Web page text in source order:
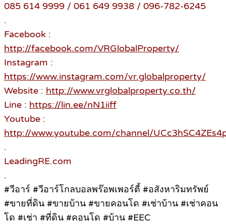
085 614 9999 / 061 649 9938 / 096-782-6245
.
Facebook :
http://facebook.com/VRGlobalProperty/
Instagram :
https://www.instagram.com/vr.globalproperty/
Website : http://www.vrglobalproperty.co.th/
Line : https://lin.ee/nN1iiff
Youtube :
http://www.youtube.com/channel/
.
LeadingRE.com
.
#วีอาร์ #วีอาร์โกลบอลพร๊อพเพอร์ตี้ #อสังหาริมทรัพย์
#ขายที่ดิน #ขายบ้าน #ขายคอนโด #เช่าบ้าน #เช่าคอน
โด #เช่า #ที่ดิน #คอนโด #บ้าน #EEC